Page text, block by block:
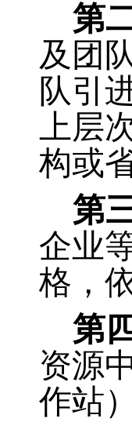
第
及团
队引
上层
构或
第
企业
格，
第
资源
作站